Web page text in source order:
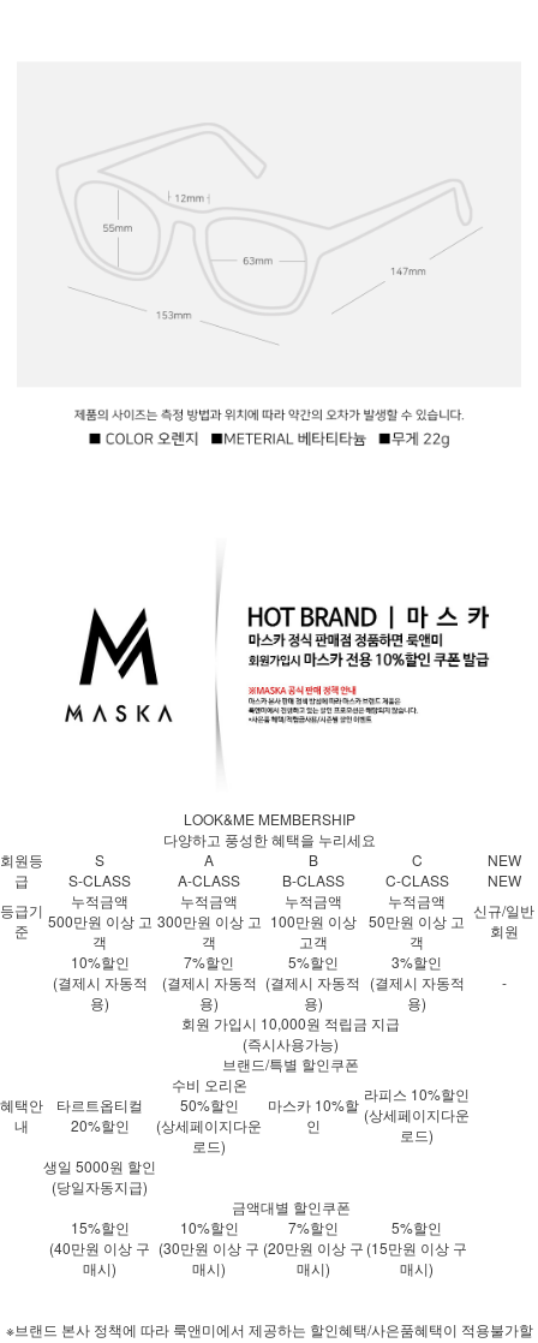
LOOK&ME MEMBERSHIP
다양하고 풍성한 혜택을 누리세요
회원등
급
S A B C
NEW
S-CLASS
A-CLASS B-CLASS C-CLASS
NEW
등급기
준
누적금액
500만원 이상 고
객
누적금액
300만원 이상 고
객
누적금액
100만원 이상
고객
누적금액
50만원 이상 고
객
신규/일반
회원
혜택안
내
10%할인
(결제시 자동적
용)
7%할인
(결제시 자동적
용)
5%할인
(결제시 자동적
용)
3%할인
(결제시 자동적
용)
-
회원 가입시 10,000원 적립금 지급
(즉시사용가능)
브랜드/특별 할인쿠폰
타르트옵티컬
20%할인
수비 오리온
50%할인
(상세페이지다운
로드)
마스카 10%할
인
라피스 10%할인
(상세페이지다운
로드)
생일 5000원 할인
(당일자동지급)
금액대별 할인쿠폰
15%할인
(40만원 이상 구
매시)
10%할인
(30만원 이상 구
매시)
7%할인
(20만원 이상 구
매시)
5%할인
(15만원 이상 구
매시)
※브랜드 본사 정책에 따라 룩앤미에서 제공하는 할인혜택/사은품혜택이 적용불가할